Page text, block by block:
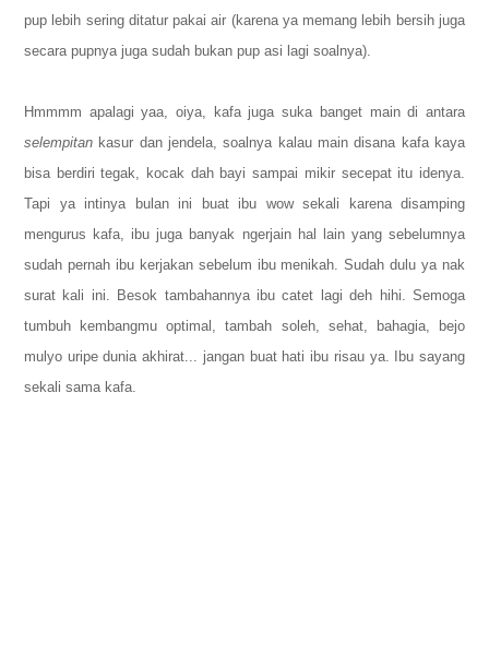
pup lebih sering ditatur pakai air (karena ya memang lebih bersih juga
secara pupnya juga sudah bukan pup asi lagi soalnya).
Hmmmm apalagi yaa, oiya, kafa juga suka banget main di antara
selempitan kasur dan jendela, soalnya kalau main disana kafa kaya
bisa berdiri tegak, kocak dah bayi sampai mikir secepat itu idenya.
Tapi ya intinya bulan ini buat ibu wow sekali karena disamping
mengurus kafa, ibu juga banyak ngerjain hal lain yang sebelumnya
sudah pernah ibu kerjakan sebelum ibu menikah. Sudah dulu ya nak
surat kali ini. Besok tambahannya ibu catet lagi deh hihi. Semoga
tumbuh kembangmu optimal, tambah soleh, sehat, bahagia, bejo
mulyo uripe dunia akhirat... jangan buat hati ibu risau ya. Ibu sayang
sekali sama kafa.